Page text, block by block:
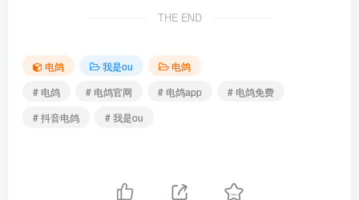
THE END
电鸽 我是ou
电鸽
# 电鸽
# 电鸽官网 # 电鸽app
# 电鸽免费
# 抖音电鸽
# 我是ou